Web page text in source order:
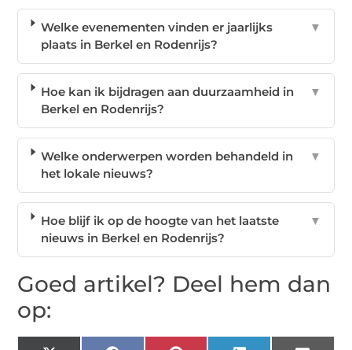
Welke evenementen vinden er jaarlijks
plaats in Berkel en Rodenrijs?
▼
Hoe kan ik bijdragen aan duurzaamheid in
Berkel en Rodenrijs?
▼
Welke onderwerpen worden behandeld in
het lokale nieuws?
▼
Hoe blijf ik op de hoogte van het laatste
nieuws in Berkel en Rodenrijs?
▼
Goed artikel? Deel hem dan
op: